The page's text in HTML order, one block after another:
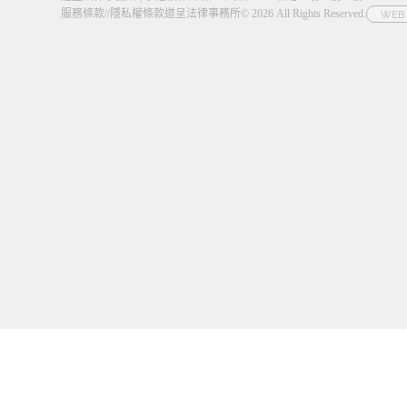
服務條款//隱私權條款道呈法律事務所© 2026 All Rights Reserved. WEB